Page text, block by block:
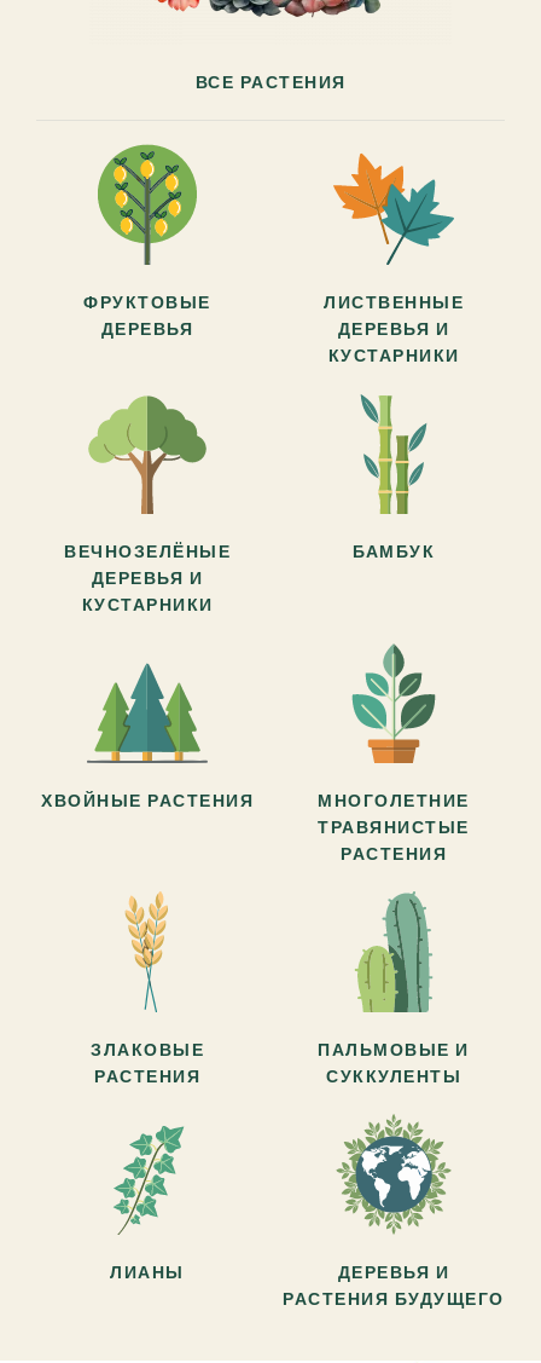
ВСЕ РАСТЕНИЯ
ФРУКТОВЫЕ
ДЕРЕВЬЯ
ЛИСТВЕННЫЕ
ДЕРЕВЬЯ И
КУСТАРНИКИ
ВЕЧНОЗЕЛЁНЫЕ
ДЕРЕВЬЯ И
КУСТАРНИКИ
БАМБУК
ХВОЙНЫЕ РАСТЕНИЯ
МНОГОЛЕТНИЕ
ТРАВЯНИСТЫЕ
РАСТЕНИЯ
ЗЛАКОВЫЕ
РАСТЕНИЯ
ПАЛЬМОВЫЕ И
СУККУЛЕНТЫ
ЛИАНЫ
ДЕРЕВЬЯ И
РАСТЕНИЯ БУДУЩЕГО